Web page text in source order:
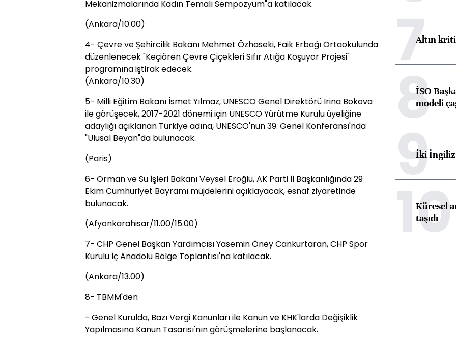
Mekanizmalarında Kadın Temalı Sempozyum"a katılacak.
(Ankara/10.00)
4- Çevre ve Şehircilik Bakanı Mehmet Özhaseki, Faik Erbağı Ortaokulunda
düzenlenecek "Keçiören Çevre Çiçekleri Sıfır Atığa Koşuyor Projesi"
programına iştirak edecek.
(Ankara/10.30)
5- Milli Eğitim Bakanı İsmet Yılmaz, UNESCO Genel Direktörü Irina Bokova
ile görüşecek, 2017-2021 dönemi için UNESCO Yürütme Kurulu üyeliğine
adaylığı açıklanan Türkiye adına, UNESCO'nun 39. Genel Konferansı'nda
"Ulusal Beyan"da bulunacak.
(Paris)
6- Orman ve Su İşleri Bakanı Veysel Eroğlu, AK Parti İl Başkanlığında 29
Ekim Cumhuriyet Bayramı müjdelerini açıklayacak, esnaf ziyaretinde
bulunacak.
(Afyonkarahisar/11.00/15.00)
7- CHP Genel Başkan Yardımcısı Yasemin Öney Cankurtaran, CHP Spor
Kurulu İç Anadolu Bölge Toplantısı'na katılacak.
(Ankara/13.00)
8- TBMM'den
- Genel Kurulda, Bazı Vergi Kanunları ile Kanun ve KHK'larda Değişiklik
Yapılmasına Kanun Tasarısı'nın görüşmelerine başlanacak.
7Altın
8
İSO
modeli
9İki İngiliz
10
Küresel
taşıdı